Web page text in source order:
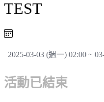
TEST
2025-03-03 (週一) 02:00 ~
活動已結束